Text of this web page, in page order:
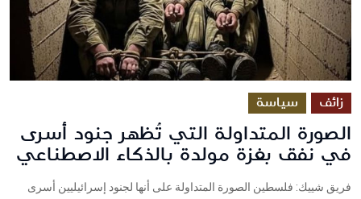
زائف سياسة
الصورة المتداولة التي تُظهر جنود أسرى
في نفق بغزة مولدة بالذكاء الاصطناعي
فريق شييك: فلسطين الصورة المتداولة على أنها لجنود إسرائيليين أسرى